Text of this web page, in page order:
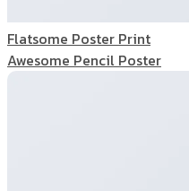
Flatsome Poster Print
Awesome Pencil Poster